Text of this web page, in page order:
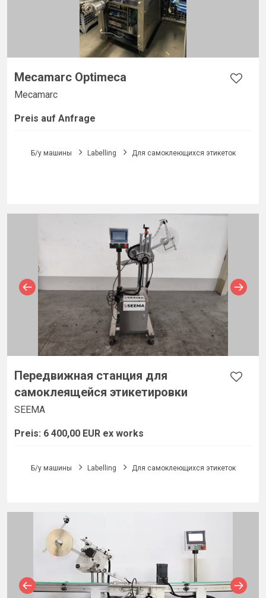
Mecamarc Optimeca
Mecamarc
Preis auf Anfrage
Б/у машины Labelling Для самоклеющихся этикеток
Передвижная станция для
самоклеящейся этикетировки
SEEMA
Preis: 6 400,00 EUR ex works
Б/у машины Labelling Для самоклеющихся этикеток